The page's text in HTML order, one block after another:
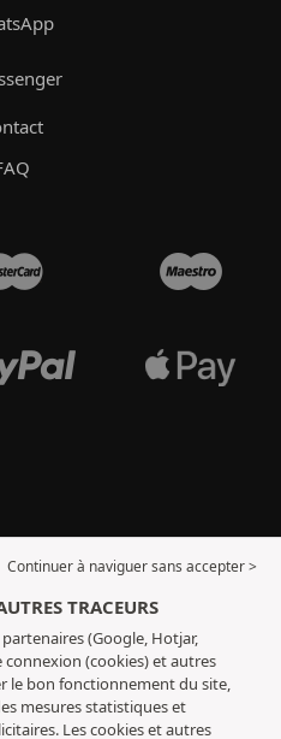
Continuer à naviguer sans accepter >
TRACEURS
partenaires (Google, Hotjar,
(cookies) et autres
le bon fonctionnement du site,
mesures statistiques et
Les cookies et autres